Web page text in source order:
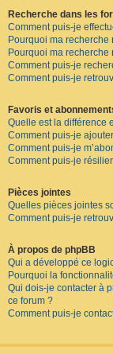
Recherche dans les
Comment puis-je
Pourquoi ma
Pourquoi ma
Comment puis-je
Comment puis-je
Favoris et
Quelle est la différence
Comment puis-je
Comment puis-je
Comment puis-je
Pièces jointes
Quelles pièces jointes
Comment puis-je
À propos de phpBB
Qui a développé ce
Pourquoi la
Qui dois-je contacter à
ce forum ?
Comment puis-je